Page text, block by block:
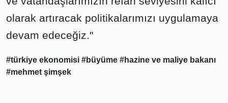
olarak artıracak politikalarımızı uygulamaya
devam edeceğiz."
#türkiye ekonomisi #büyüme #hazine ve maliye bakanı
#mehmet şimşek